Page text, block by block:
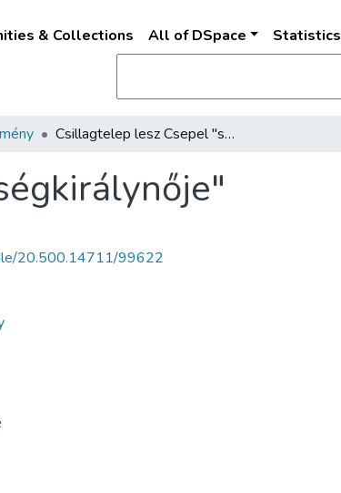
& Collections All of DSpace Statistics
Csillagtelep lesz Csepel "szépségkirálynője"
20.500.14711/99622